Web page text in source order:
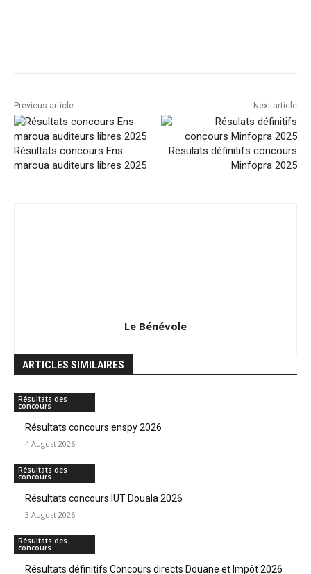
Previous article
Résultats concours Ens
maroua auditeurs libres 2025
Next article
Résulats définitifs concours
Minfopra 2025
Le Bénévole
ARTICLES SIMILAIRES
Résultats des
concours
Résultats concours enspy 2026
4 August 2026
Résultats des
concours
Résultats concours IUT Douala 2026
3 August 2026
Résultats des
concours
Résultats définitifs Concours directs Douane et Impôt 2026